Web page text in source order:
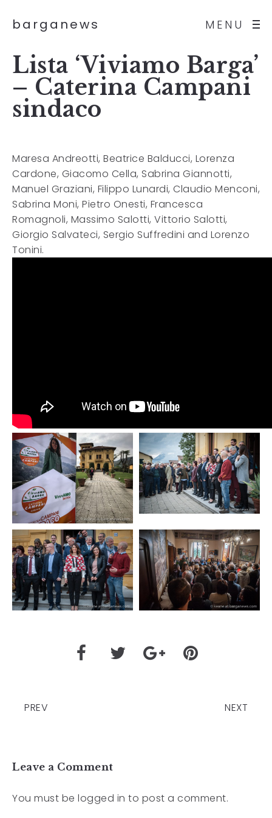
MENU
barganews
Lista ‘Viviamo Barga’
– Caterina Campani
sindaco
Maresa Andreotti, Beatrice Balducci, Lorenza
Cardone, Giacomo Cella, Sabrina Giannotti,
Manuel Graziani, Filippo Lunardi, Claudio Menconi,
Sabrina Moni, Pietro Onesti, Francesca
Romagnoli, Massimo Salotti, Vittorio Salotti,
Giorgio Salvateci, Sergio Suffredini and Lorenzo
Tonini.
PREV NEXT
Leave a Comment
You must be logged in to post a comment.